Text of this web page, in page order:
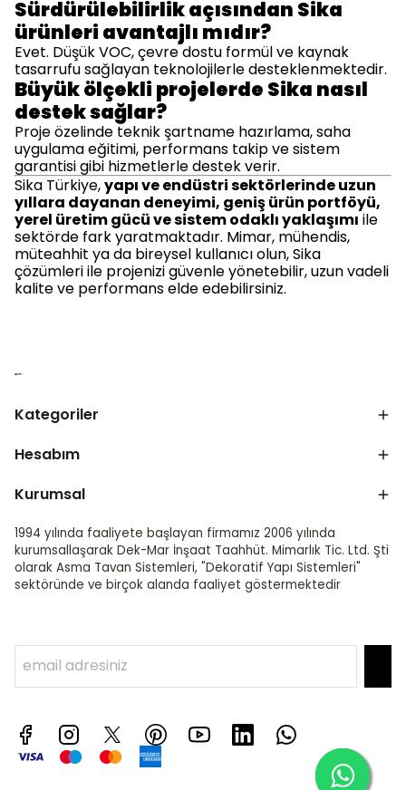
Sürdürülebilirlik açısından Sika
ürünleri avantajlı mıdır?
Evet. Düşük VOC, çevre dostu formül ve kaynak
tasarrufu sağlayan teknolojilerle desteklenmektedir.
Büyük ölçekli projelerde Sika nasıl
destek sağlar?
Proje özelinde teknik şartname hazırlama, saha
uygulama eğitimi, performans takip ve sistem
garantisi gibi hizmetlerle destek verir.
Sika Türkiye,yapı ve endüstri sektörlerinde uzun
yıllara dayanan deneyimi, geniş ürün portföyü,
yerel üretim gücü ve sistem odaklı yaklaşımı ile
sektörde fark yaratmaktadır. Mimar, mühendis,
müteahhit ya da bireysel kullanıcı olun, Sika
çözümleri ile projenizi güvenle yönetebilir, uzun vadeli
kalite ve performans elde edebilirsiniz.
Kategoriler
Hesabım
Kurumsal
1994 yılında faaliyete başlayan firmamız 2006 yılında
kurumsallaşarak Dek-Mar İnşaat Taahhüt. Mimarlık Tic. Ltd. Şti
olarak Asma Tavan Sistemleri, "Dekoratif Yapı Sistemleri"
sektöründe ve birçok alanda faaliyet göstermektedir